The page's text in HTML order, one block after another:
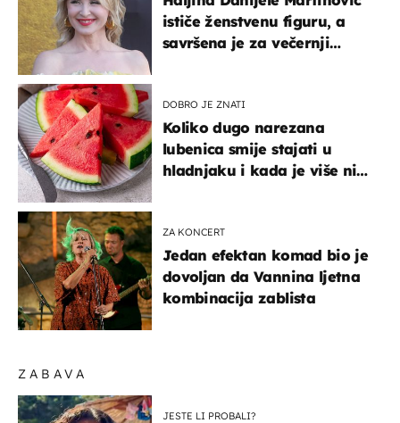
ZABAVA
JESTE LI PROBALI?
ističe ženstvenu figuru, a
savršena je za večernji
DOBRO JE ZNATI
Koliko dugo narezana
lubenica smije stajati u
hladnjaku i kada je više nije
ZA KONCERT
Jedan efektan komad bio je
dovoljan da Vannina ljetna
kombinacija zablista